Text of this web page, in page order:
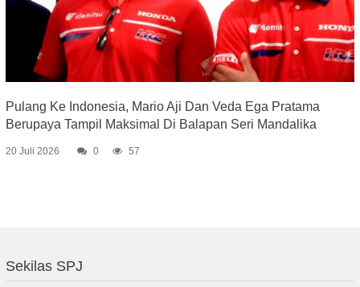
Pulang Ke Indonesia, Mario Aji Dan Veda Ega Pratama
Berupaya Tampil Maksimal Di Balapan Seri Mandalika
20 Juli 2026 0 57
Sekilas SPJ